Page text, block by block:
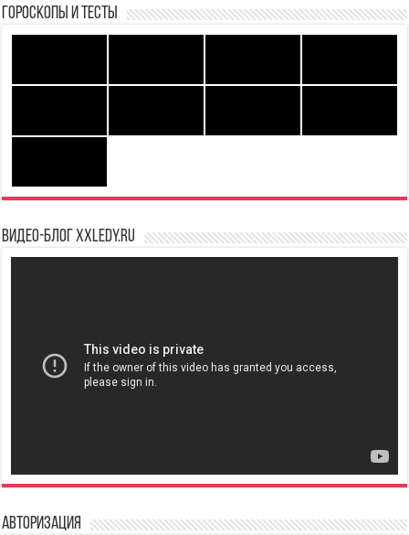
Гороскопы и Тесты
Видео-блог XXLedy.ru
Авторизация